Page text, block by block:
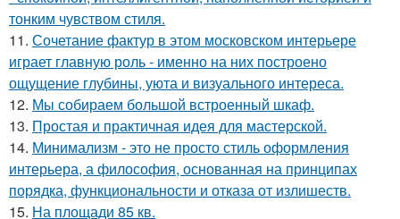
тонким чувством стиля.
11. Сочетание фактур в этом московском интерьере
играет главную роль - именно на них построено
ощущение глубины, уюта и визуального интереса.
12. Мы собираем большой встроенный шкаф.
13. Простая и практичная идея для мастерской.
14. Минимализм - это не просто стиль оформления
интерьера, а философия, основанная на принципах
порядка, функциональности и отказа от излишеств.
15. На площади 85 кв.